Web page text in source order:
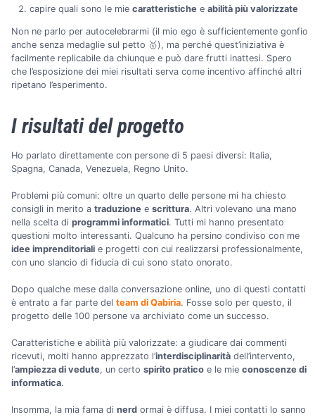
capire quali sono le mie caratteristichee abilità più valorizzate
Non ne parlo per autocelebrarmi (il mio ego è sufficientemente gonfio
anche senza medaglie sul petto 🥇), ma perché quest’iniziativa è
facilmente replicabile da chiunque e può dare frutti inattesi. Spero
che l’esposizione dei miei risultati serva come incentivo affinché altri
ripetano l’esperimento.
I risultati del progetto
Ho parlato direttamente con persone di 5 paesi diversi: Italia,
Spagna, Canada, Venezuela, Regno Unito.
Problemi più comuni: oltre un quarto delle persone mi ha chiesto
consigli in merito a traduzione e scrittura. Altri volevano una mano
nella scelta di programmi informatici. Tutti mi hanno presentato
questioni molto interessanti. Qualcuno ha persino condiviso con me
idee imprenditoriali e progetti con cui realizzarsi professionalmente,
con uno slancio di fiducia di cui sono stato onorato.
Dopo qualche mese dalla conversazione online, uno di questi contatti
è entrato a far parte del team di Qabiria. Fosse solo per questo, il
progetto delle 100 persone va archiviato come un successo.
Caratteristiche e abilità più valorizzate: a giudicare dai commenti
ricevuti, molti hanno apprezzato l’interdisciplinarità dell’intervento,
l’ampiezza di vedute, un certo spirito pratico e le mie conoscenze di
informatica.
Insomma, la mia fama di nerd ormai è diffusa. I miei contatti lo sanno